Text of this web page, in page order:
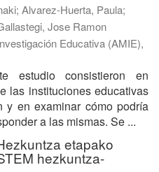
; Alvarez-Huerta, Paula;
Jose Ramon
Educativa (AMIE),
estudio consistieron en
las instituciones educativas
y en examinar cómo podría
a las mismas. Se ...
etapako
hezkuntza-